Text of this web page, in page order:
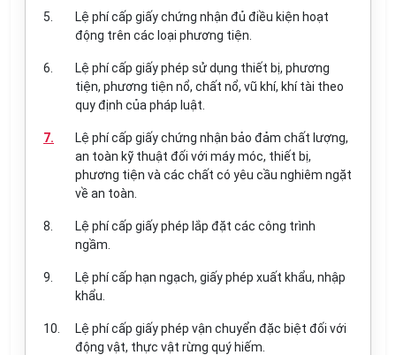
5.
Lệ phí cấp giấy chứng nhận đủ điều kiện hoạt
động trên các loại phương tiện.
6.
Lệ phí cấp giấy phép sử dụng thiết bị, phương
tiện, phương tiện nổ, chất nổ, vũ khí, khí tài theo
quy định của pháp luật.
7.
Lệ phí cấp giấy chứng nhận bảo đảm chất lượng,
an toàn kỹ thuật đối với máy móc, thiết bị,
phương tiện và các chất có yêu cầu nghiêm ngặt
về an toàn.
8.
Lệ phí cấp giấy phép lắp đặt các công trình
ngầm.
9.
Lệ phí cấp hạn ngạch, giấy phép xuất khẩu, nhập
khẩu.
10.
Lệ phí cấp giấy phép vận chuyển đặc biệt đối với
động vật, thực vật rừng quý hiếm.